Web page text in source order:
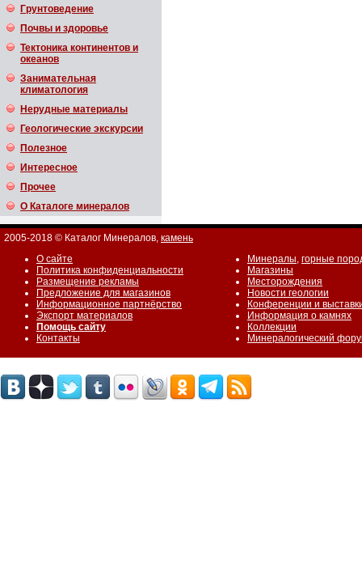
Грунтоведение
Почвы и здоровье
Тектоника континентов и
океанов
Занимательная
климатология
Нерудные материалы
Геологические экскурсии
Полезное
Интересное
Прочее
О Каталоге минералов
2005-2018 © Каталог Минералов, камень
О сайте
Политика конфиденциальности
Размещение рекламы
Предложение для магазинов
Информационное партнёрство
Экспорт материалов
Помощь сайту
Контакты
Минералы, горные
Магазины
Месторождения
Новости геологии
Конференции и
Информация о камнях
Коллекции
Минералогический